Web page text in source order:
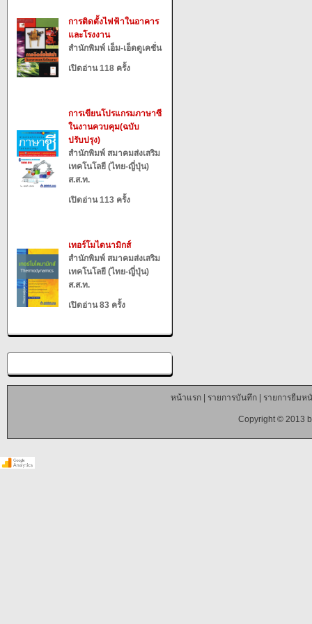
การติดตั้งไฟฟ้าในอาคาร
และโรงงาน
สำนักพิมพ์ เอ็ม-เอ็ดดูเคชั่น
เปิดอ่าน 118 ครั้ง
การเขียนโปรแกรมภาษาซี
ในงานควบคุม(ฉบับ
ปรับปรุง)
สำนักพิมพ์ สมาคมส่งเสริม
เทคโนโลยี (ไทย-ญี่ปุ่น)
ส.ส.ท.
เปิดอ่าน 113 ครั้ง
เทอร์โมไดนามิกส์
สำนักพิมพ์ สมาคมส่งเสริม
เทคโนโลยี (ไทย-ญี่ปุ่น)
ส.ส.ท.
เปิดอ่าน 83 ครั้ง
หน้าแรก| รายการบันทึก| รายการยืมห
Copyright © 2013